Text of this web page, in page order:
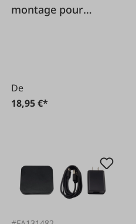
montage pour
De
18,95 €*